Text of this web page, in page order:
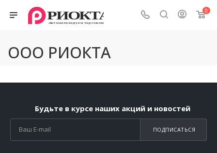
0
ООО РИОКТА
Будьте в курсе наших акций и новостей
ПОДПИСАТЬСЯ